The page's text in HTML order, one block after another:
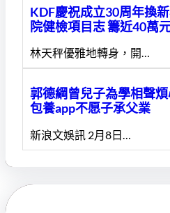
KDF慶祝成立30周年換
院健檢項目志 籌近40萬
林天秤優雅地轉身，開…
郭德綱曾兒子為學相聲
包養app不愿子承父業
新浪文娛訊 2月8日…